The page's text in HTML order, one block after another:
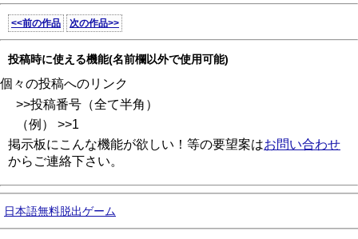
<<前の作品 次の作品>>
投稿時に使える機能(名前欄以外で使用可能)
個々の投稿へのリンク
>>投稿番号（全て半角）
（例） >>1
掲示板にこんな機能が欲しい！等の要望案はお問い合わせ
からご連絡下さい。
日本語無料脱出ゲーム